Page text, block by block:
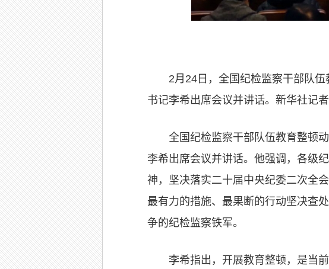
2月24日，全国纪检监察干部队
书记李希出席会议并讲话。新华社记
全国纪检监察干部队伍教育整顿
李希出席会议并讲话。他强调，各级
神，坚决落实二十届中央纪委二次全
最有力的措施、最果断的行动坚决查
争的纪检监察铁军。
李希指出，开展教育整顿，是当